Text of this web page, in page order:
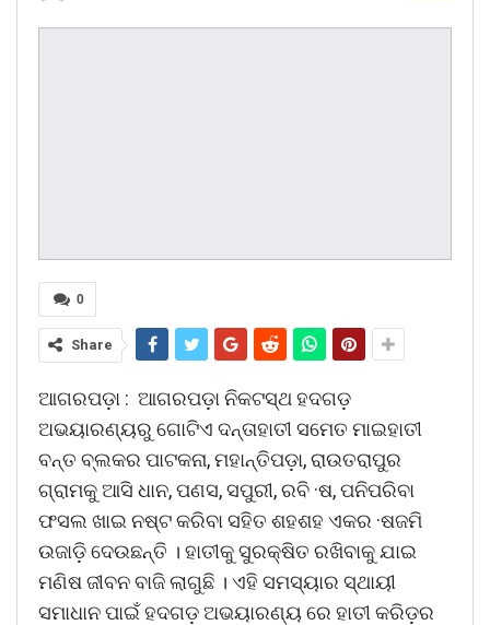
0
Share
ଆଗରପଡ଼ା : ଆଗରପଡ଼ା ନିକଟସ୍ଥ ହଦଗଡ଼
ଅଭୟାରଣ୍ୟରୁ ଗୋଟିଏ ଦନ୍ତାହାତୀ ସମେତ ମାଇହାତୀ
ବନ୍ତ ବ୍ଲକର ପାଟକନା, ମହାନ୍ତିପଡ଼ା, ରାଉତରାପୁର
ଗ୍ରାମକୁ ଆସି ଧାନ, ପଣସ, ସପୁରୀ, ରବି ·ଷ, ପନିପରିବା
ଫସଲ ଖାଇ ନଷ୍ଟ କରିବା ସହିତ ଶହଶହ ଏକର ·ଷଜମି
ଉଜାଡ଼ି ଦେଉଛନ୍ତି । ହାତୀକୁ ସୁରକ୍ଷିତ ରଖିବାକୁ ଯାଇ
ମଣିଷ ଜୀବନ ବାଜି ଲାଗୁଛି । ଏହି ସମସ୍ୟାର ସ୍ଥାୟୀ
ସମାଧାନ ପାଇଁ ହଦଗଡ଼ ଅଭୟାରଣ୍ୟ ରେ ହାତୀ କରିଡ଼ର